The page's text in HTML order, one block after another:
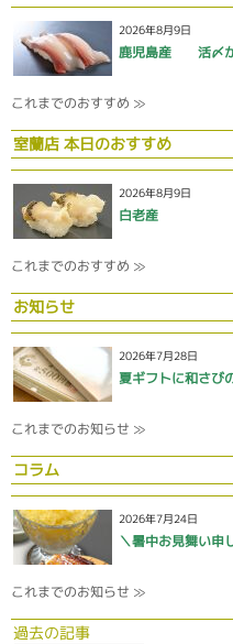
2026年8月9日
鹿児島産 活〆
これまでのおすすめ ≫
室蘭店 本日のおすすめ
2026年8月9日
白老産 ・
これまでのおすすめ ≫
お知らせ
2026年7月28日
夏ギフトに和さび
これまでのお知らせ ≫
コラム
2026年7月24日
＼暑中お見舞い申
これまでのお知らせ ≫
過去の記事